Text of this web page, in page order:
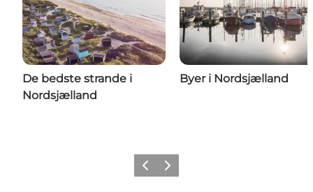
De bedste strande i
Nordsjælland
Byer i Nordsjælland
ForrigeNæste